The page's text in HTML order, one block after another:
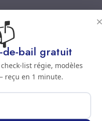
1255
-
1255
Nous Clean intervient dans
gratuit sous 24h.
de-bail gratuit
list régie, modèles
reçu en 1 minute.